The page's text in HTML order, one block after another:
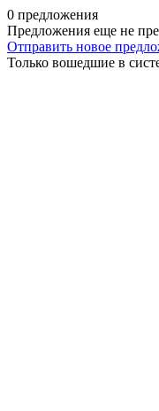
0 предложения
Предложения еще не
Отправить новое
Только вошедшие в